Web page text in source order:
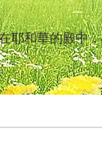
耶和華的殿中，